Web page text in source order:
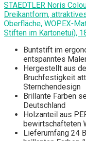
STAEDTLER Noris
Dreikantform,
Oberfläche, WOPEX-
Stiften im Kartonetui),
Buntstift im
entspanntes
Hergestellt aus
Bruchfestigkeit
Sternchendesign
Brillante Farben
Deutschland
Holzanteil aus
bewirtschafteten
Lieferumfang 24